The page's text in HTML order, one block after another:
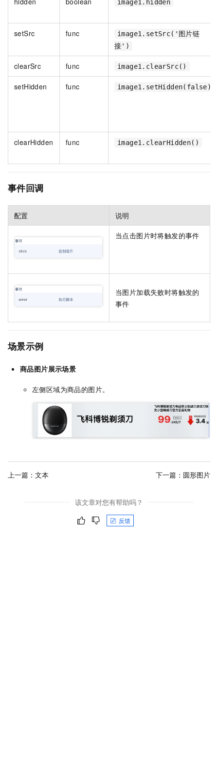
image1.hidden
setSrc func
image1.setSrc('图片链
接')
clearSrc func image1.clearSrc()
setHidden func image1.setHidden(false)
clearHidden func image1.clearHidden()
事件回调
配置 说明
当点击图片时将触发的事件
当图片加载失败时将触发的
事件
场景示例
商品图片展示场景
左侧区域为商品的图片。
上一篇： 文本 下一篇： 圆形图片
该文章对您有帮助吗？
反馈